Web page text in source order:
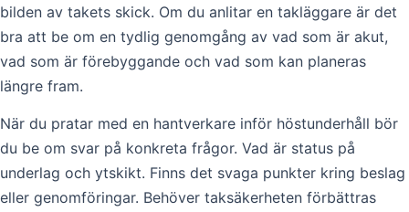
bilden av takets skick. Om du anlitar en takläggare är det
bra att be om en tydlig genomgång av vad som är akut,
vad som är förebyggande och vad som kan planeras
längre fram.
När du pratar med en hantverkare inför höstunderhåll bör
du be om svar på konkreta frågor. Vad är status på
underlag och ytskikt. Finns det svaga punkter kring beslag
eller genomföringar. Behöver taksäkerheten förbättras